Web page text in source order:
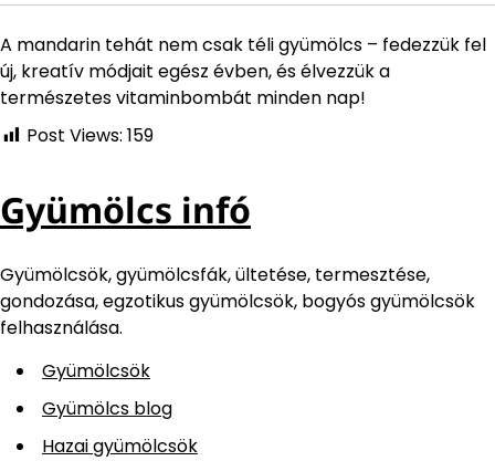
A mandarin tehát nem csak téli gyümölcs – fedezzük fel
új, kreatív módjait egész évben, és élvezzük a
természetes vitaminbombát minden nap!
Post Views: 159
Gyümölcs infó
Gyümölcsök, gyümölcsfák, ültetése, termesztése,
gondozása, egzotikus gyümölcsök, bogyós gyümölcsök
felhasználása.
Gyümölcsök
Gyümölcs blog
Hazai gyümölcsök